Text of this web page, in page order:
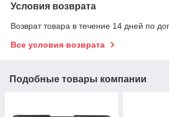
Условия возврата
Возврат товара в течение 14 дней по
Все условия возврата
Подобные товары компании